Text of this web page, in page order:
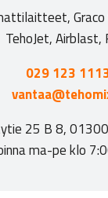
TehoJet, Airblast,
029 123
25 B 8,
ma-pe klo